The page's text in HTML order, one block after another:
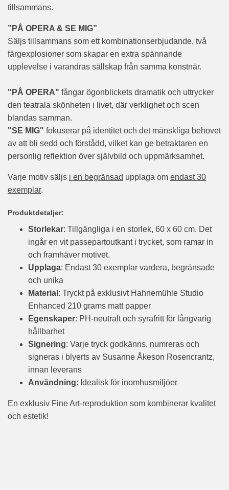
tillsammans.
”PÅ OPERA & SE MIG”
Säljs tillsammans som ett kombinationserbjudande, två
färgexplosioner som skapar en extra spännande
upplevelse i varandras sällskap från samma konstnär.
"PÅ OPERA" fångar ögonblickets dramatik och uttrycker
den teatrala skönheten i livet, där verklighet och scen
blandas samman.
"SE MIG" fokuserar på identitet och det mänskliga behovet
av att bli sedd och förstådd, vilket kan ge betraktaren en
personlig reflektion över självbild och uppmärksamhet.
Varje motiv säljs i en begränsad upplaga om endast 30
exemplar.
Produktdetaljer:
Storlekar: Tillgängliga i en storlek, 60 x 60 cm. Det
ingår en vit passepartoutkant i trycket, som ramar in
och framhäver motivet.
Upplaga: Endast 30 exemplar vardera, begränsade
och unika
Material : Tryckt på exklusivt Hahnemühle Studio
Enhanced 210 grams matt papper
Egenskaper: PH-neutralt och syrafritt för långvarig
hållbarhet
Signering: Varje tryck godkänns, numreras och
signeras i blyerts av Susanne Åkeson Rosencrantz,
innan leverans
Användning: Idealisk för inomhusmiljöer
En exklusiv Fine Art-reproduktion som kombinerar kvalitet
och estetik!